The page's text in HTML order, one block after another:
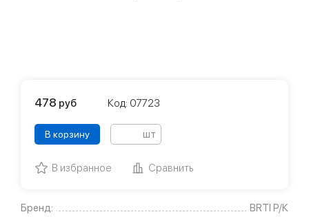
Бренд:
BRTI Р/К
478 руб Код: 07723
В корзину шт
В избранное Сравнить